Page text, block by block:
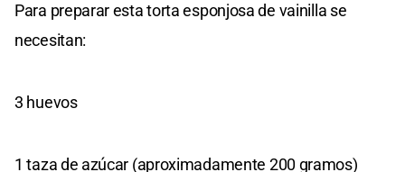
Para preparar esta torta esponjosa de vainilla se
necesitan:
3 huevos
1 taza de azúcar (aproximadamente 200 gramos)